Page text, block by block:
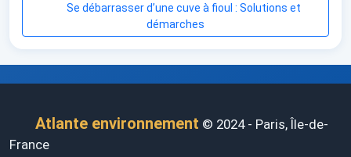
Se débarrasser d’une cuve à fioul : Solutions et
démarches
Atlante environnement © 2024 - Paris, Île-de-
France